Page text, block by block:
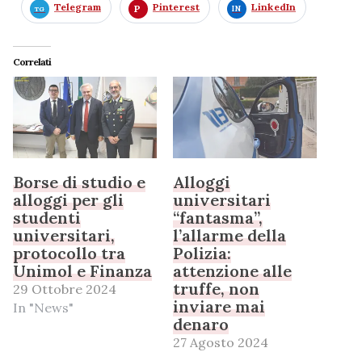
Telegram Pinterest LinkedIn
Correlati
Borse di studio e
alloggi per gli
studenti
universitari,
protocollo tra
Unimol e Finanza
29 Ottobre 2024
In "News"
Alloggi
universitari
“fantasma”,
l’allarme della
Polizia:
attenzione alle
truffe, non
inviare mai
denaro
27 Agosto 2024